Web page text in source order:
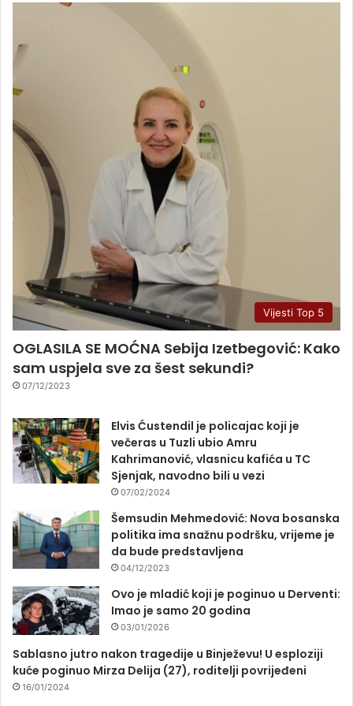
Vijesti Top 5
OGLASILA SE MOĆNA Sebija Izetbegović: Kako
sam uspjela sve za šest sekundi?
07/12/2023
Elvis Ćustendil je policajac koji je
večeras u Tuzli ubio Amru
Kahrimanović, vlasnicu kafića u TC
Sjenjak, navodno bili u vezi
07/02/2024
Šemsudin Mehmedović: Nova bosanska
politika ima snažnu podršku, vrijeme je
da bude predstavljena
04/12/2023
Ovo je mladić koji je poginuo u Derventi:
Imao je samo 20 godina
03/01/2026
Sablasno jutro nakon tragedije u Binježevu! U esploziji
kuće poginuo Mirza Delija (27), roditelji povrijeđeni
16/01/2024